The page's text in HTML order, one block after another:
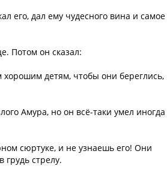
его, дал ему чудесного вина и самое
Потом он сказал:
детям, чтобы они береглись,
Амура, но он всё-таки умел иногда
сюртуке, и не узнаешь его! Они
грудь стрелу.